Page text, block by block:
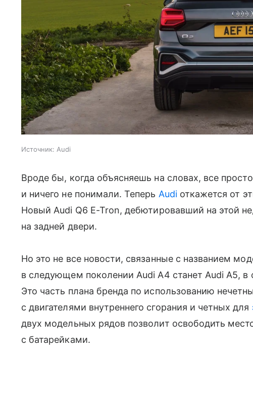
Источник: Audi
Вроде бы, когда объясняешь на словах, все
и ничего не понимали. Теперь Audiоткажется от
Новый Audi Q6 E-Tron, дебютировавший на этой
на задней двери.
Но это не все новости, связанные с названием
в следующем поколении Audi A4 станет Audi A5, в
Это часть плана бренда по использованию
с двигателями внутреннего сгорания и четных для
двух модельных рядов позволит освободить
с батарейками.